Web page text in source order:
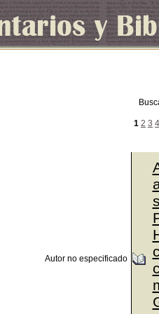
1 2 3 4
Autor no especificado